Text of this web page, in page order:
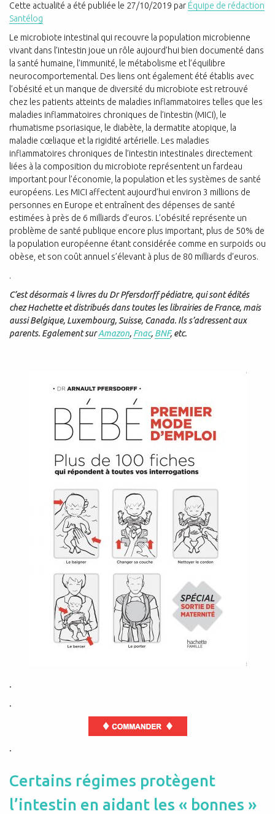
Cette actualité a été publiée le 27/10/2019 par Équipe de rédaction
Santélog
Le microbiote intestinal qui recouvre la population microbienne
vivant dans l’intestin joue un rôle aujourd’hui bien documenté dans
la santé humaine, l’immunité, le métabolisme et l’équilibre
neurocomportemental. Des liens ont également été établis avec
l’obésité et un manque de diversité du microbiote est retrouvé
chez les patients atteints de maladies inflammatoires telles que les
maladies inflammatoires chroniques de l’intestin (MICI), le
rhumatisme psoriasique, le diabète, la dermatite atopique, la
maladie cœliaque et la rigidité artérielle. Les maladies
inflammatoires chroniques de l’intestin intestinales directement
liées à la composition du microbiote représentent un fardeau
important pour l’économie, la population et les systèmes de santé
européens. Les MICI affectent aujourd’hui environ 3 millions de
personnes en Europe et entraînent des dépenses de santé
estimées à près de 6 milliards d’euros. L’obésité représente un
problème de santé publique encore plus important, plus de 50% de
la population européenne étant considérée comme en surpoids ou
obèse, et son coût annuel s’élevant à plus de 80 milliards d’euros.
.
C’est désormais 4 livres du Dr Pfersdorff pédiatre, qui sont édités
chez Hachette et distribués dans toutes les librairies de France, mais
aussi Belgique, Luxembourg, Suisse, Canada. Ils s’adressent aux
parents. Egalement surAmazon, Fnac, BNF, etc.
.
.
.
Certains régimes protègent
l’intestin en aidant les « bonnes »